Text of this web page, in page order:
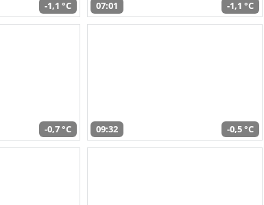
-1,1 °C 07:01 -1,1 °C
-0,7 °C 09:32 -0,5 °C